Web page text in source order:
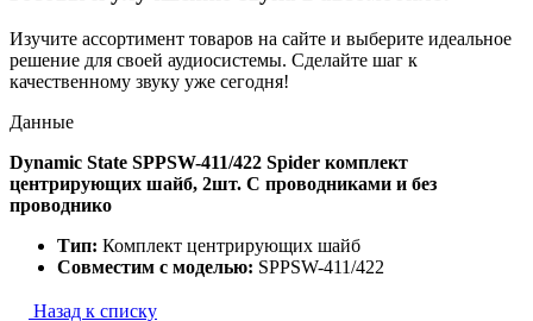
Изучите ассортимент товаров на сайте и выберите идеальное
решение для своей аудиосистемы. Сделайте шаг к
качественному звуку уже сегодня!
Данные
Dynamic State SPPSW-411/422 Spider комплект
центрирующих шайб, 2шт. С проводниками и без
проводнико
Тип: Комплект центрирующих шайб
Совместим с моделью: SPPSW-411/422
Назад к списку